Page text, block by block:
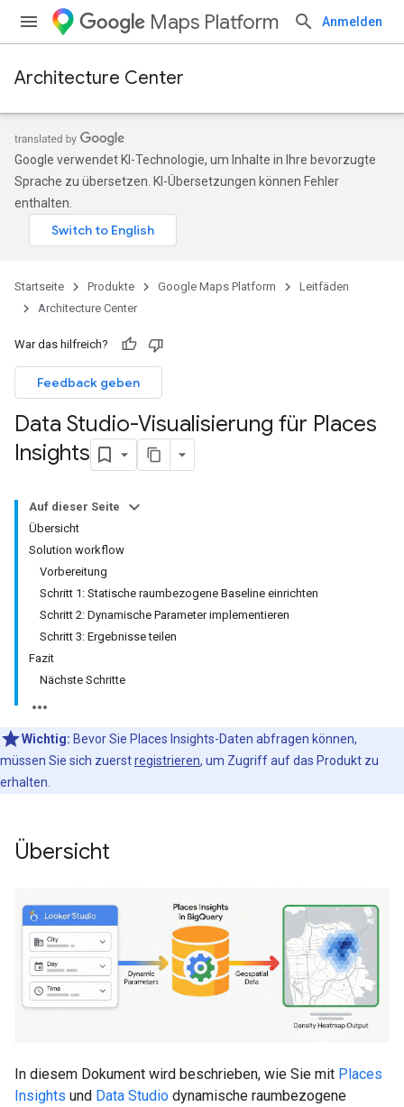
Maps Platform Anmelden
Architecture Center
Google verwendet KI-Technologie, um Inhalte in Ihre bevorzugte
Sprache zu übersetzen. KI-Übersetzungen können Fehler
enthalten.
Startseite Produkte Google Maps Platform
Leitfäden
Architecture Center
War das hilfreich?
Feedback geben
Data Studio-Visualisierung für Places
Insights
Auf dieser Seite
Übersicht
Solution workflow
Vorbereitung
Schritt 1: Statische raumbezogene Baseline einrichten
Schritt 2: Dynamische Parameter implementieren
Schritt 3: Ergebnisse teilen
Fazit
Nächste Schritte
Wichtig: Bevor Sie Places Insights-Daten abfragen können,
müssen Sie sich zuerstregistrieren, um Zugriff auf das Produkt zu
erhalten.
Übersicht
In diesem Dokument wird beschrieben, wie Sie mit Places
Insights und Data Studio dynamische raumbezogene